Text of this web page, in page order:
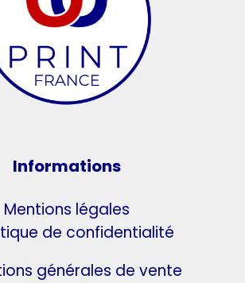
Informations
Mentions légales
de confidentialité
générales de vente